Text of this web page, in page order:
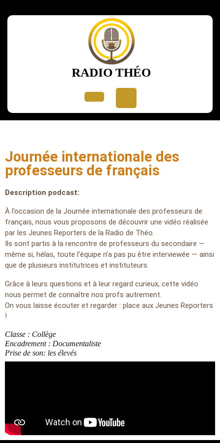
RADIO THÉO
Journée internationale des
professeurs de français
Description podcast:
À l’occasion de la Journée internationale des professeurs de
français, nous vous proposons de découvrir une vidéo réalisée
par les Jeunes Reporters de la Radio de Théo.
Ils sont partis à la rencontre de professeurs du secondaire —
même si, hélas, toute l’équipe n’a pas pu être interviewée — ainsi
que de plusieurs institutrices et instituteurs.
Grâce à leurs questions et à leur regard curieux, cette vidéo
nous permet de connaître nos profs autrement.
On vous laisse écouter et regarder : place aux Jeunes Reporters
!
Classe : Collège
Encadrement : Documentaliste
Prise de son: les élevés